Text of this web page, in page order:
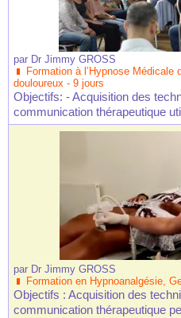
par Dr Jimmy GROSS
Formation à l’Hypnose
douloureux - 9 jours
Objectifs: - Acquisition des
communication thérapeutique
par Dr Jimmy GROSS
Formation en Hypnoanalgésie,
Objectifs : Acquisition des
communication thérapeutique